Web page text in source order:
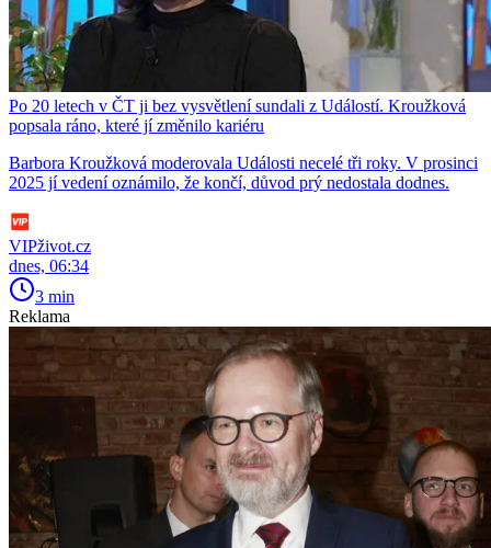
Po 20 letech v ČT ji bez vysvětlení sundali z Událostí. Kroužková
popsala ráno, které jí změnilo kariéru
Barbora Kroužková moderovala Události necelé tři roky. V prosinci
2025 jí vedení oznámilo, že končí, důvod prý nedostala dodnes.
VIPživot.cz
dnes, 06:34
3 min
Reklama